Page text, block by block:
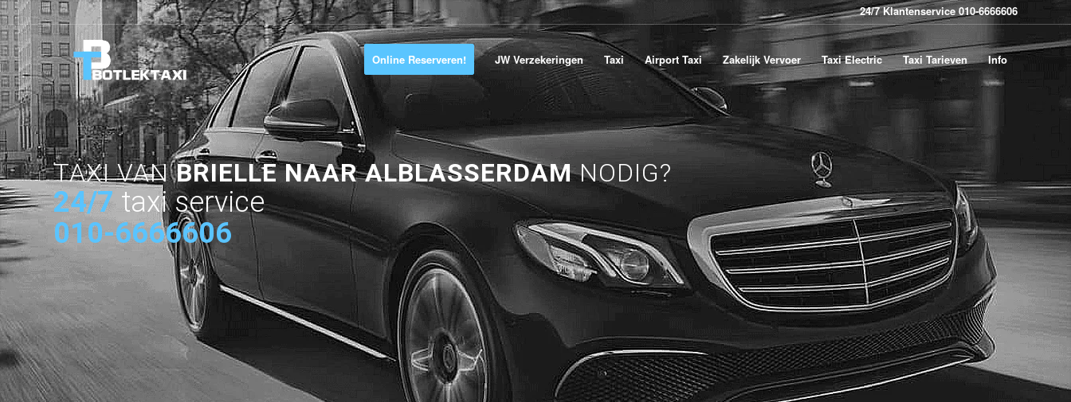
24/7 Klantenservice 010-6666606
Online Reserveren! JW Verzekeringen Taxi Airport Taxi Zakelijk Vervoer Taxi Electric Taxi Tarieven Info
TAXI VANBRIELLE NAAR ALBLASSERDAMNODIG?
24/7 taxi service
010-6666606